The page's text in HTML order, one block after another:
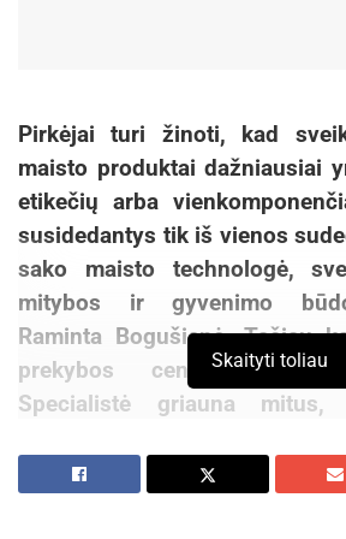
Pirkėjai turi žinoti, kad
maisto produktai dažniausiai
etikečių arba
susidedantys tik iš vienos
sako maisto technologė,
mitybos ir gyvenimo
Raminta Bogušienė. Tačiau
prekybos centre
Specialistė griauna
produktus reikėtų rinktis liesus.
Skaityti toliau